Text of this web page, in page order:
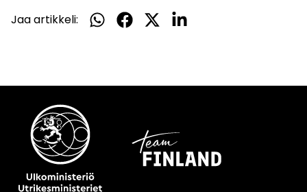
Jaa artikkeli:
Jaa
Jaa
Jaa
Jaa